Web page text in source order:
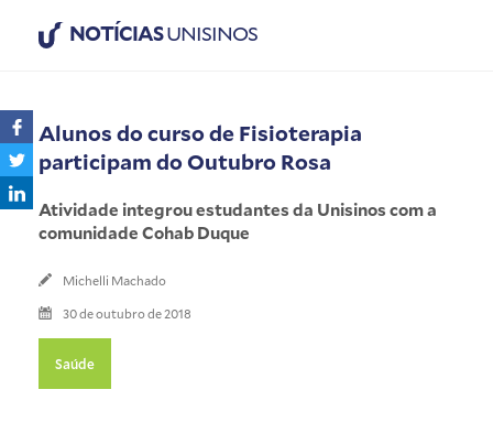
NOTÍCIASUNISINOS
Alunos do curso de Fisioterapia
participam do Outubro Rosa
Atividade integrou estudantes da Unisinos com a
comunidade Cohab Duque
Michelli Machado
30 de outubro de 2018
Saúde